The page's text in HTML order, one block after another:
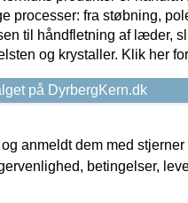
processer: fra støbning,
til håndfletning af læder,
og krystaller. Klik her
på DyrbergKern.dk
anmeldt dem med stjerner
betingelser,